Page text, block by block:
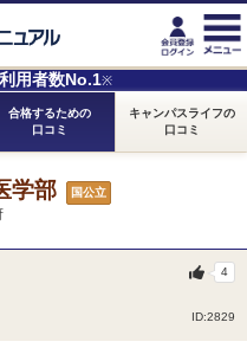
利用者数No.1※
合格するための
口コミ
キャンパスライフの
口コミ
学部 国公立
ID:2829
4